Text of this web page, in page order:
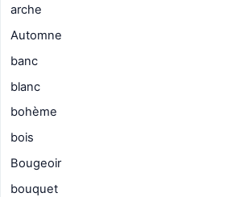
arche
Automne
banc
blanc
bohème
bois
Bougeoir
bouquet